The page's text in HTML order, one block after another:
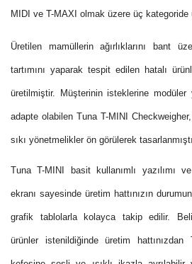
MIDI ve T-MAXI olmak üzere üç
Üretilen mamüllerin ağırlıklarını bant
tartımını yaparak tespit edilen hatalı
üretilmiştir. Müşterinin isteklerine modüler
adapte olabilen Tuna T-MINI
sıkı yönetmelikler ön görülerek
Tuna T-MINI basit kullanımlı yazılımı
ekranı sayesinde üretim hattınızın
grafik tablolarla kolayca takip edilir.
ürünler istenildiğinde üretim